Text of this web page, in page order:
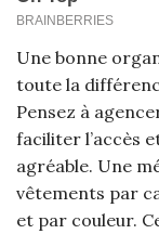
Une bonne
toute la
Pensez à
faciliter l’accès
agréable. Une
vêtements par
et par couleur.